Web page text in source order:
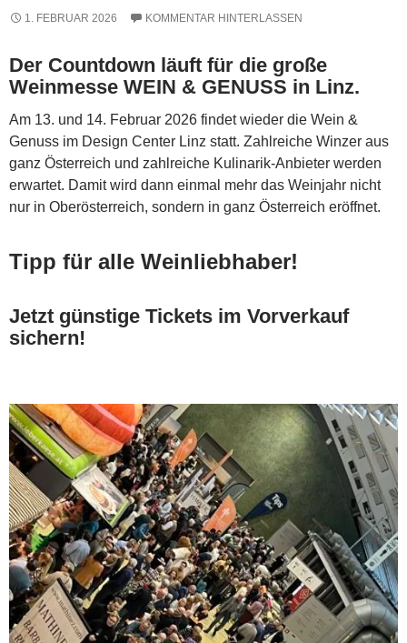
1. FEBRUAR 2026 KOMMENTAR HINTERLASSEN
Der Countdown läuft für die große
Weinmesse WEIN & GENUSS in Linz.
Am 13. und 14. Februar 2026 findet wieder die Wein &
Genuss im Design Center Linz statt. Zahlreiche Winzer aus
ganz Österreich und zahlreiche Kulinarik-Anbieter werden
erwartet. Damit wird dann einmal mehr das Weinjahr nicht
nur in Oberösterreich, sondern in ganz Österreich eröffnet.
Tipp für alle Weinliebhaber!
Jetzt günstige Tickets im Vorverkauf
sichern!